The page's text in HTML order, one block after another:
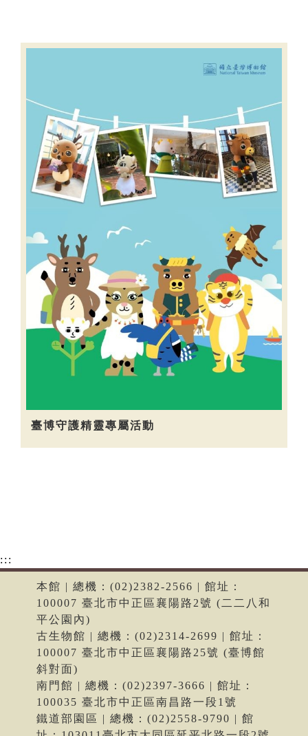
臺博守護精靈專屬活動
:::
本館 | 總機：(02)2382-2566 | 館址：
100007 臺北市中正區襄陽路2號 (二二八和
平公園內)
古生物館 | 總機：(02)2314-2699 | 館址：
100007 臺北市中正區襄陽路25號 (臺博館
斜對面)
南門館 | 總機：(02)2397-3666 | 館址：
100035 臺北市中正區南昌路一段1號
鐵道部園區 | 總機：(02)2558-9790 | 館